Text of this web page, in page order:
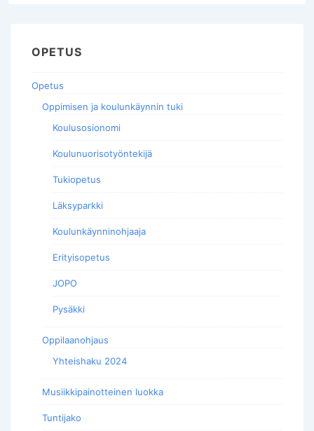
OPETUS
Opetus
Oppimisen ja koulunkäynnin tuki
Koulusosionomi
Koulunuorisotyöntekijä
Tukiopetus
Läksyparkki
Koulunkäynninohjaaja
Erityisopetus
JOPO
Pysäkki
Oppilaanohjaus
Yhteishaku 2024
Musiikkipainotteinen luokka
Tuntijako